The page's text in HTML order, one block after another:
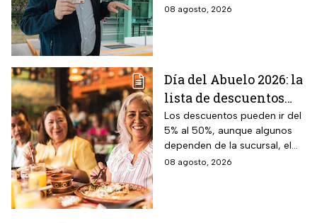
para la dispersión de los
08 agosto, 2026
Día del Abuelo 2026: la
lista de descuentos
con tu credencial
INAPAM en
restaurantes,
transporte y tiendas
Los descuentos pueden ir del
5% al 50%, aunque algunos
dependen de la sucursal, el
servicio y los lugares
08 agosto, 2026